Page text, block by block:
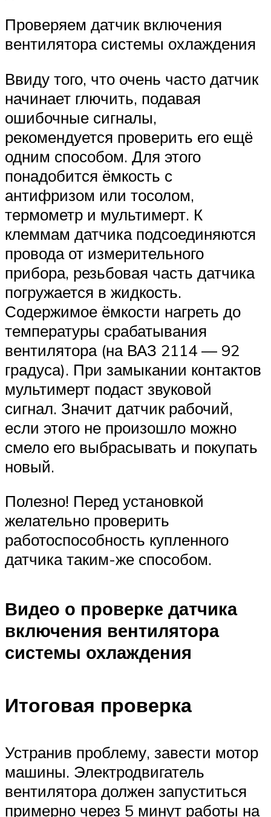
Проверяем датчик включения
вентилятора системы охлаждения
Ввиду того, что очень часто датчик
начинает глючить, подавая
ошибочные сигналы,
рекомендуется проверить его ещё
одним способом. Для этого
понадобится ёмкость с
антифризом или тосолом,
термометр и мультимерт. К
клеммам датчика подсоединяются
провода от измерительного
прибора, резьбовая часть датчика
погружается в жидкость.
Содержимое ёмкости нагреть до
температуры срабатывания
вентилятора (на ВАЗ 2114 — 92
градуса). При замыкании контактов
мультимерт подаст звуковой
сигнал. Значит датчик рабочий,
если этого не произошло можно
смело его выбрасывать и покупать
новый.
Полезно! Перед установкой
желательно проверить
работоспособность купленного
датчика таким-же способом.
Видео о проверке датчика
включения вентилятора
системы охлаждения
Итоговая проверка
Устранив проблему, завести мотор
машины. Электродвигатель
вентилятора должен запуститься
примерно через 5 минут работы на